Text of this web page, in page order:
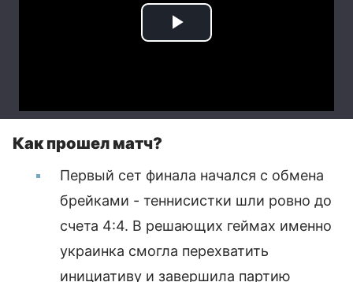
Как прошел матч?
Первый сет финала начался с обмена
брейками - теннисистки шли ровно до
счета 4:4. В решающих геймах именно
украинка смогла перехватить
инициативу и завершила партию